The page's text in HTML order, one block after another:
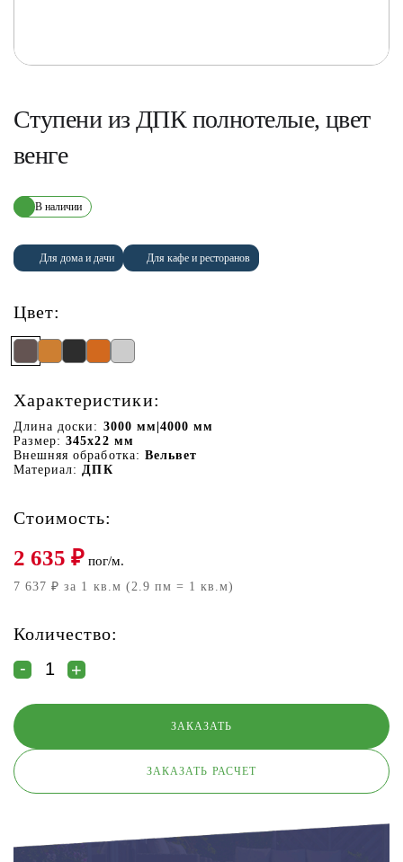
Ступени из ДПК полнотелые, цвет
венге
В наличии
Для дома и дачи Для кафе и ресторанов
Цвет:
Характеристики:
Длина доски: 3000 мм|4000 мм
Размер: 345х22 мм
Внешняя обработка: Вельвет
Материал: ДПК
Стоимость:
2 635 ₽ пог/м.
7 637 ₽ за 1 кв.м (2.9 пм = 1 кв.м)
Количество:
ЗАКАЗАТЬ РАСЧЕТ